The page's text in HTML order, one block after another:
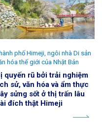
quyến rũ bởi trải nghiệm
sử, văn hóa và ẩm thực
sửng sốt ở thị trấn lâu
đích thật Himeji
phố Himeji, ngôi nhà Di sản
hóa thế giới của Nhật Bản